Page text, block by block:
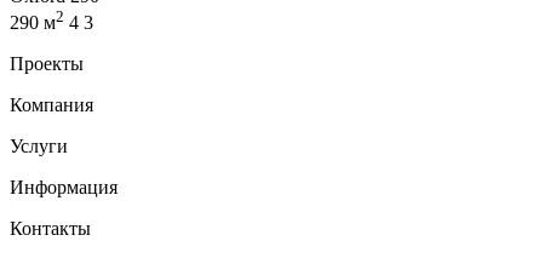
290 м2 4 3
Проекты
Компания
Услуги
Информация
Контакты